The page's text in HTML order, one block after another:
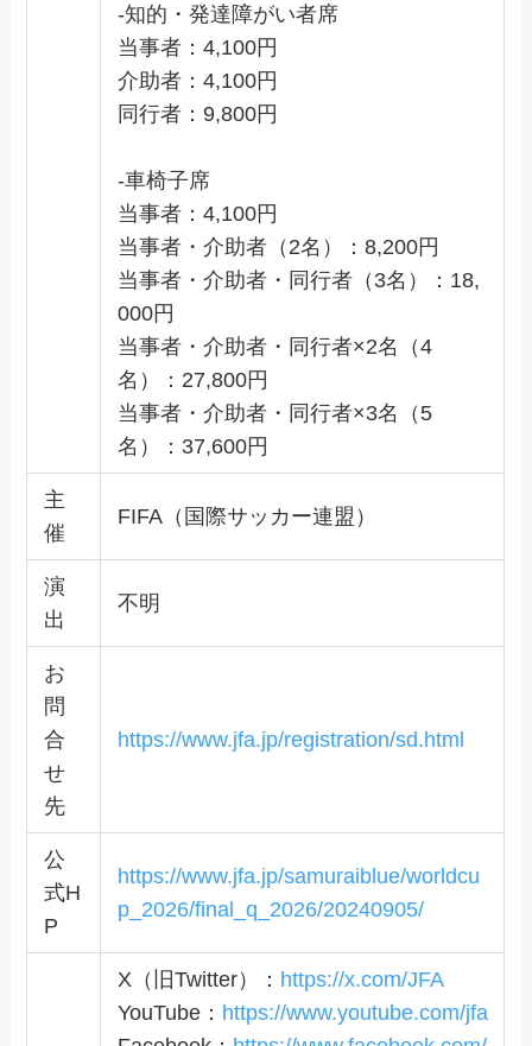
-知的・発達障がい者席
当事者：4,100円
介助者：4,100円
同行者：9,800円
-車椅子席
当事者：4,100円
当事者・介助者（2名）：8,200円
当事者・介助者・同行者（3名）：18,
000円
当事者・介助者・同行者×2名（4
名）：27,800円
当事者・介助者・同行者×3名（5
名）：37,600円
主
催
FIFA（国際サッカー連盟）
演
出
不明
お
問
合
せ
先
https://www.jfa.jp/registration/sd.html
公
式H
P
https://www.jfa.jp/samuraiblue/worldcu
p_2026/final_q_2026/20240905/
X（旧Twitter）： https://x.com/JFA
YouTube： https://www.youtube.com/jfa